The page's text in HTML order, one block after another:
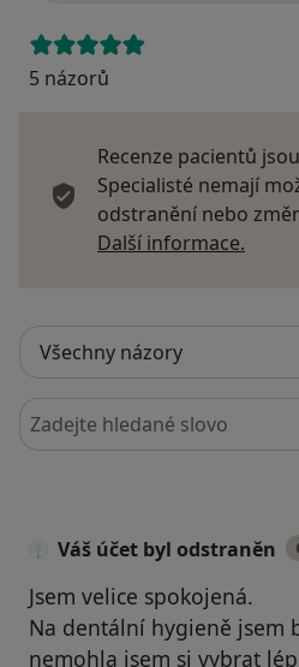
5 názorů
Recenze pacientů
Specialisté nemají
odstranění nebo
Další informace.
Hledejte v názorech
Váš účet byl odstraněn
Jsem velice spokojená.
Na dentální hygieně jsem
nemohla jsem si vybrat